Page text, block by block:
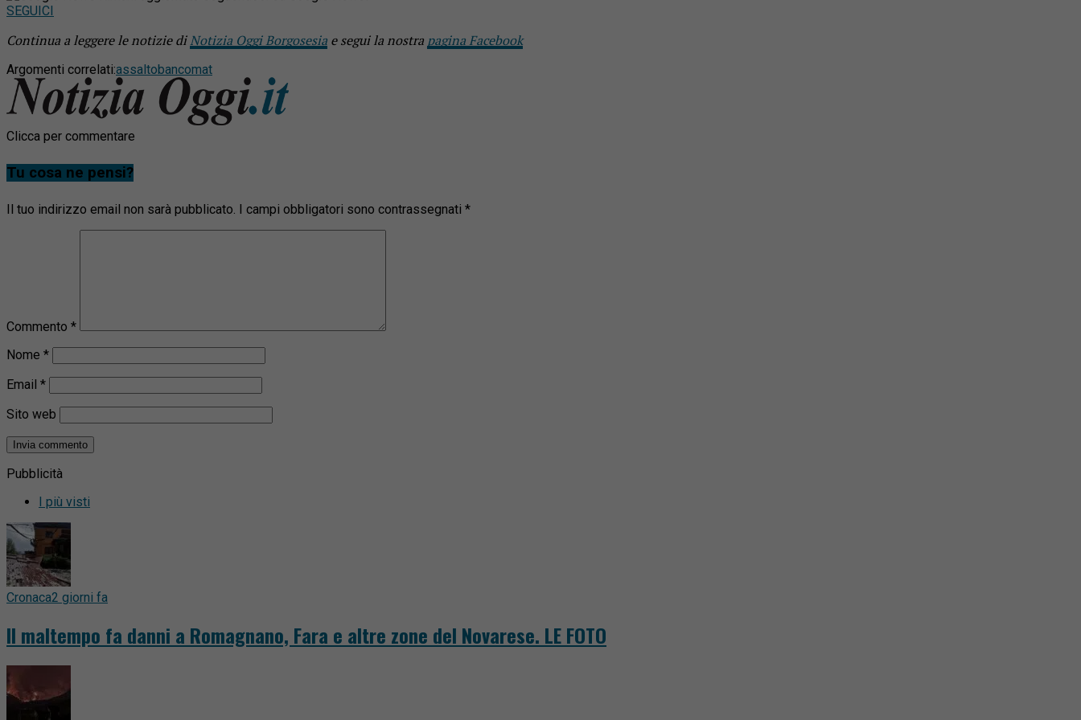
SEGUICI
Continua a leggere le notizie diNotizia Oggi Borgosesia e segui la nostra pagina Facebook
Argomenti correlati:assaltobancomat
Clicca per commentare
Tu cosa ne pensi?
Il tuo indirizzo email non sarà pubblicato. I campi obbligatori sono contrassegnati *
Commento *
Nome *
Email *
Sito web
Pubblicità
I più visti
Cronaca2 giorni fa
Il maltempo fa danni a Romagnano, Fara e altre zone del Novarese. LE FOTO